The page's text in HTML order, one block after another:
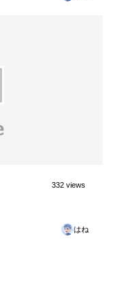
332 views
はね